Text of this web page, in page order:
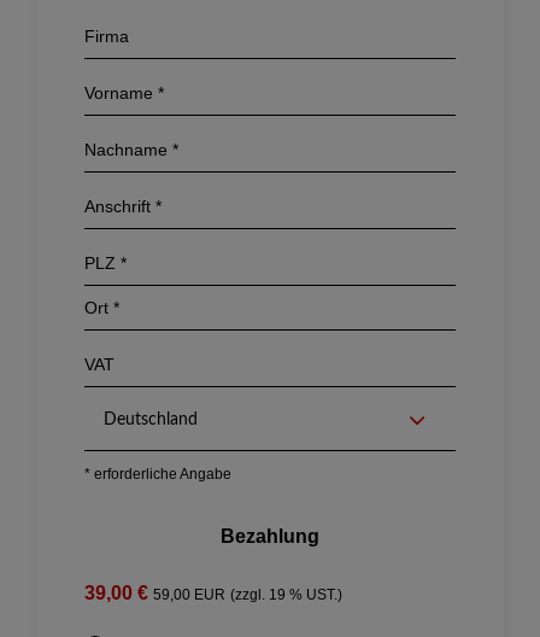
Deutschland
* erforderliche Angabe
Bezahlung
39,00 € 59,00 EUR (zzgl. 19 % UST.)